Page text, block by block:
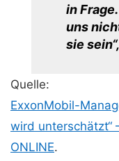
in
uns
sie
Quelle:
ExxonMobil-
wird unterschätzt“
ONLINE.